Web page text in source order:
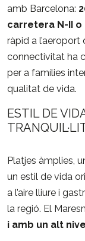
amb Barcelona:
carretera N-II o
ràpid a l’aeroport
connectivitat ha
per a famílies
qualitat de vida.
ESTIL DE
Platjes àmplies,
un estil de vida
a l’aire lliure i
la regió. El
i amb un alt